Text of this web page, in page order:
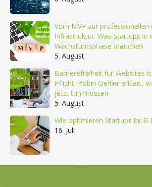
Vom MVP zur professionellen
Infrastruktur: Was Startups in
Wachstumsphase brauchen
5. August
Barrierefreiheit für Websites
Pflicht: Robin Oehler erklärt,
jetzt tun müssen
5. August
Wie optimieren Startups ihr
16. Juli